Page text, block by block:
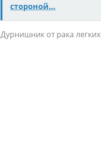
стороной…
Дурнишник от рака легких